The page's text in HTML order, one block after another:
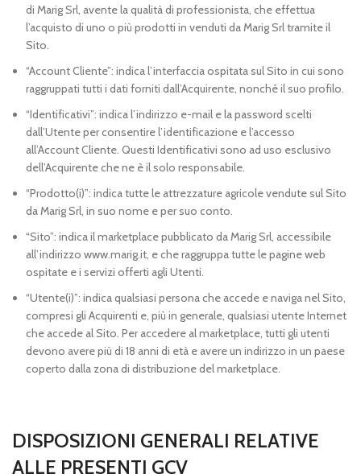
di Marig Srl, avente la qualità di professionista, che effettua
l’acquisto di uno o più prodotti in venduti da Marig Srl tramite il
Sito.
“Account Cliente”: indica l’interfaccia ospitata sul Sito in cui sono
raggruppati tutti i dati forniti dall’Acquirente, nonché il suo profilo.
“Identificativi”: indica l’indirizzo e-mail e la password scelti
dall’Utente per consentire l’identificazione e l’accesso
all’Account Cliente. Questi Identificativi sono ad uso esclusivo
dell’Acquirente che ne è il solo responsabile.
“Prodotto(i)”: indica tutte le attrezzature agricole vendute sul Sito
da Marig Srl, in suo nome e per suo conto.
“Sito”: indica il marketplace pubblicato da Marig Srl, accessibile
all’indirizzo www.marig.it, e che raggruppa tutte le pagine web
ospitate e i servizi offerti agli Utenti.
“Utente(i)”: indica qualsiasi persona che accede e naviga nel Sito,
compresi gli Acquirenti e, più in generale, qualsiasi utente Internet
che accede al Sito. Per accedere al marketplace, tutti gli utenti
devono avere più di 18 anni di età e avere un indirizzo in un paese
coperto dalla zona di distribuzione del marketplace.
DISPOSIZIONI GENERALI RELATIVE
ALLE PRESENTI GCV